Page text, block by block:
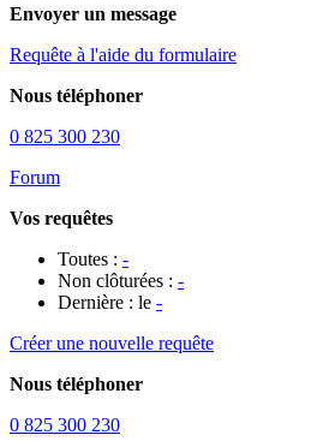
Envoyer un message
Requête à l'aide du formulaire
Nous téléphoner
0 825 300 230
Forum
Vos requêtes
Toutes : -
Non clôturées : -
Dernière : le -
Créer une nouvelle requête
Nous téléphoner
0 825 300 230